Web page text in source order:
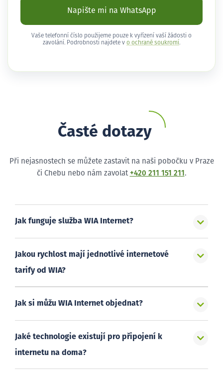
Napište mi na WhatsApp
Vaše telefonní číslo použijeme pouze k vyřízení vaší žádosti o
zavolání. Podrobnosti najdete v o ochraně soukromí .
Časté dotazy
Při nejasnostech se můžete zastavit na naši pobočku v Praze
či Chebu nebo nám zavolat +420 211 151 211 .
Jak funguje služba WIA Internet?
Jakou rychlost mají jednotlivé internetové
tarify od WIA?
Jak si můžu WIA Internet objednat?
Jaké technologie existují pro připojení k
internetu na doma?